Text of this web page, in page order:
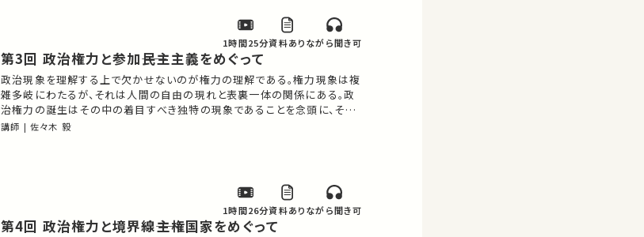
1時間25分資料ありながら聞き可
第3回 政治権力と参加――民主主義をめぐって
政治現象を理解する上で欠かせないのが権力の理解である。権力現象は複
雑多岐にわたるが、それは人間の自由の現れと表裏一体の関係にある。政
治権力の誕生はその中の着目すべき独特の現象であることを念頭に、その
生態の現代にまで及ぶ基本的な特製を把握する。
講師 | 佐々木 毅
1時間26分資料ありながら聞き可
第4回 政治権力と境界線――主権国家をめぐって